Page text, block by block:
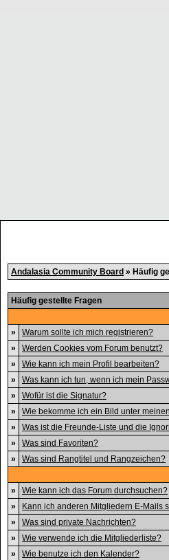
Andalasia Community Board » Häufig
Häufig gestellte Fragen
»
Warum sollte ich mich registrieren?
»
Werden Cookies vom Forum benutzt?
»
Wie kann ich mein Profil bearbeiten?
»
Was kann ich tun, wenn ich mein
»
Wofür ist die Signatur?
»
Wie bekomme ich ein Bild unter
»
Was ist die Freunde-Liste und die
»
Was sind Favoriten?
»
Was sind Rangtitel und Rangzeichen?
»
Wie kann ich das Forum durchsuchen?
»
Kann ich anderen Mitgliedern E-Mails
»
Was sind private Nachrichten?
»
Wie verwende ich die Mitgliederliste?
»
Wie benutze ich den Kalender?